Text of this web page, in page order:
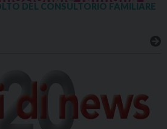
DEL CONSULTORIO FAMILIARE